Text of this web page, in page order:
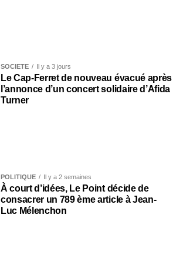
SOCIÉTÉ Il y a 3 jours
Le Cap-Ferret de nouveau évacué après
l’annonce d’un concert solidaire d’Afida
Turner
POLITIQUE Il y a 2 semaines
À court d’idées, Le Point décide de
consacrer un 789 ème article à Jean-
Luc Mélenchon